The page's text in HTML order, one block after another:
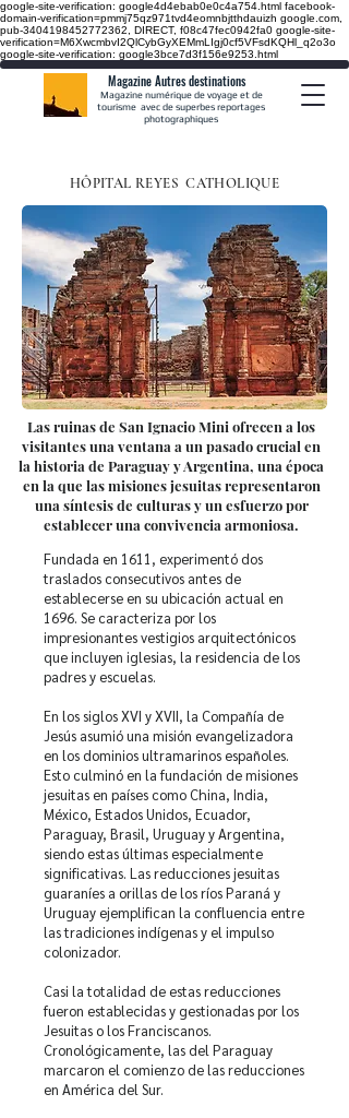
google-site-verification: google4d4ebab0e0c4a754.html facebook-
domain-verification=pmmj75qz971tvd4eomnbjtthdauizh google.com,
pub-3404198452772362, DIRECT, f08c47fec0942fa0 google-site-
verification=M6XwcmbvI2QlCybGyXEMmLIgj0cf5VFsdKQHl_q2o3o
google-site-verification: google3bce7d3f156e9253.html
Magazine Autres destinations
Magazine numérique de voyage et de
tourisme avec de superbes reportages
photographiques
HÔPITAL REYES CATHOLIQUE
Las ruinas de San Ignacio Mini ofrecen a los
visitantes una ventana a un pasado crucial en
la historia de Paraguay y Argentina, una época
en la que las misiones jesuitas representaron
una síntesis de culturas y un esfuerzo por
establecer una convivencia armoniosa.
Fundada en 1611, experimentó dos
traslados consecutivos antes de
establecerse en su ubicación actual en
1696. Se caracteriza por los
impresionantes vestigios arquitectónicos
que incluyen iglesias, la residencia de los
padres y escuelas.
En los siglos XVI y XVII, la Compañía de
Jesús asumió una misión evangelizadora
en los dominios ultramarinos españoles.
Esto culminó en la fundación de misiones
jesuitas en países como China, India,
México, Estados Unidos, Ecuador,
Paraguay, Brasil, Uruguay y Argentina,
siendo estas últimas especialmente
significativas. Las reducciones jesuitas
guaraníes a orillas de los ríos Paraná y
Uruguay ejemplifican la confluencia entre
las tradiciones indígenas y el impulso
colonizador.
Casi la totalidad de estas reducciones
fueron establecidas y gestionadas por los
Jesuitas o los Franciscanos.
Cronológicamente, las del Paraguay
marcaron el comienzo de las reducciones
en América del Sur.